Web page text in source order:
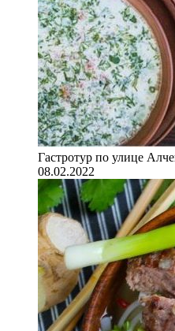
Гастротур по улице
08.02.2022